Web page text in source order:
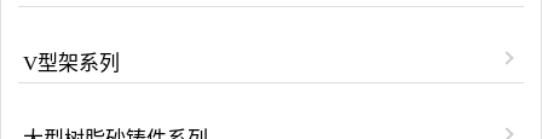
V型架系列